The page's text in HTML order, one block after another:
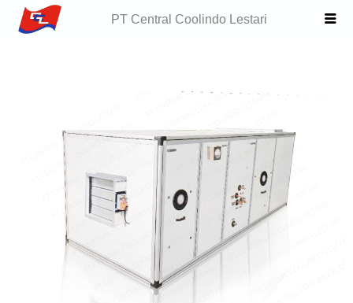
PT Central Coolindo Lestari